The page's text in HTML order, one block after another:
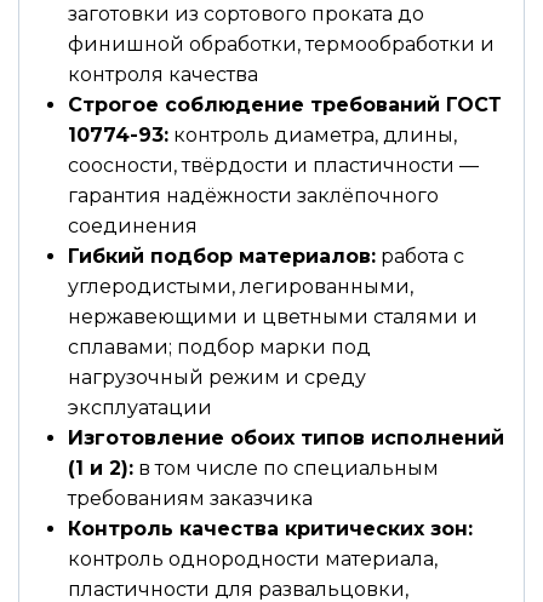
заготовки из сортового проката до
финишной обработки, термообработки и
контроля качества
Строгое соблюдение требований ГОСТ
10774-93: контроль диаметра, длины,
соосности, твёрдости и пластичности —
гарантия надёжности заклёпочного
соединения
Гибкий подбор материалов: работа с
углеродистыми, легированными,
нержавеющими и цветными сталями и
сплавами; подбор марки под
нагрузочный режим и среду
эксплуатации
Изготовление обоих типов исполнений
(1 и 2): в том числе по специальным
требованиям заказчика
Контроль качества критических зон:
контроль однородности материала,
пластичности для развальцовки,